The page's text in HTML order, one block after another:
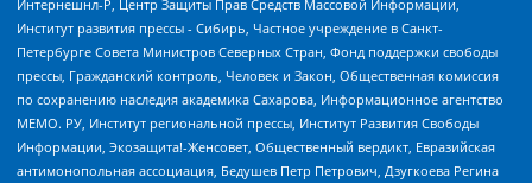
Интернешнл-Р, Центр Защиты Прав Средств Массовой Информации,
Институт развития прессы - Сибирь, Частное учреждение в Санкт-
Петербурге Совета Министров Северных Стран, Фонд поддержки свободы
прессы, Гражданский контроль, Человек и Закон, Общественная комиссия
по сохранению наследия академика Сахарова, Информационное агентство
МЕМО. РУ, Институт региональной прессы, Институт Развития Свободы
Информации, Экозащита!-Женсовет, Общественный вердикт, Евразийская
антимонопольная ассоциация, Бедушев Петр Петрович, Дзугкоева Регина